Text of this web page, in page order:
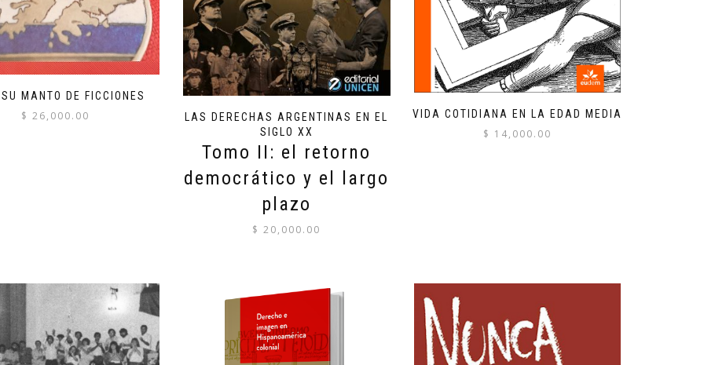
MANTO DE FICCIONES
$ 26,000.00
LAS DERECHAS ARGENTINAS EN EL
SIGLO XX
Tomo II: el retorno
democrático y el largo
plazo
$ 20,000.00
VIDA COTIDIANA EN LA EDAD MEDIA
$ 14,000.00